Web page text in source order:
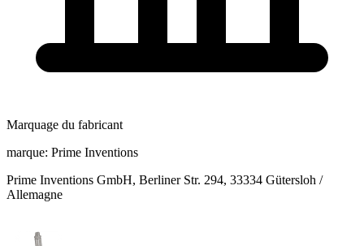
Marquage du fabricant
marque: Prime Inventions
Prime Inventions GmbH, Berliner Str. 294, 33334 Gütersloh /
Allemagne